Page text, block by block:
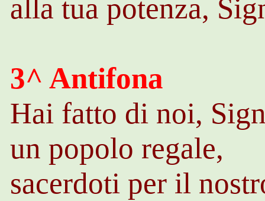
alla tua potenza,
3^ Antifona
Hai fatto di noi,
un popolo regale,
sacerdoti per il